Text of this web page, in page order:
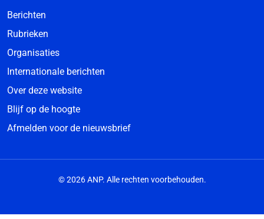
Berichten
Rubrieken
Organisaties
Internationale berichten
Over deze website
Blijf op de hoogte
Afmelden voor de nieuwsbrief
© 2026 ANP. Alle rechten voorbehouden.